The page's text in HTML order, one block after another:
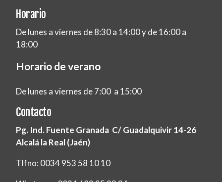
Horario
De lunes a viernes de 8:30 a 14:00 y de 16:00 a
18:00
Horario de verano
De lunes a viernes de 7:00 a 15:00
Contacto
Pg. Ind. Fuente Granada C/ Guadalquivir 14-26
Alcalá la Real (Jaén)
Tlfno: 0034 953 58 10 10